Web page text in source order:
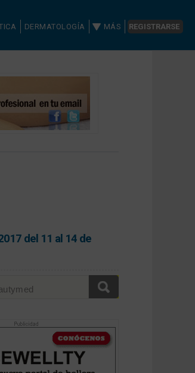
DERMATOLOGÍA MÁS REGISTRARSE
del 11 al 14 de